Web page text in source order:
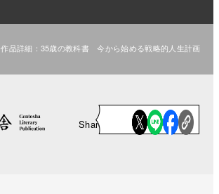
作品詳細：35歳の教科書 今から始める戦略的人生計画
Share